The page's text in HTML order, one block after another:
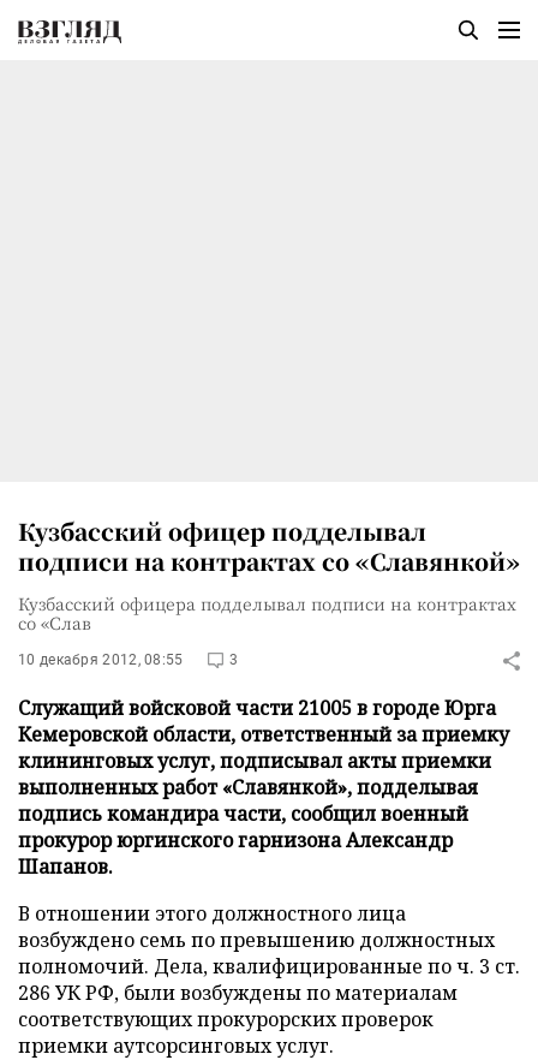
Кузбасский офицер подделывал
подписи на контрактах со «Славянкой»
Кузбасский офицера подделывал подписи на контрактах
со «Слав
10 декабря 2012, 08:55 3
Служащий войсковой части 21005 в городе Юрга
Кемеровской области, ответственный за приемку
клининговых услуг, подписывал акты приемки
выполненных работ «Славянкой», подделывая
подпись командира части, сообщил военный
прокурор юргинского гарнизона Александр
Шапанов.
В отношении этого должностного лица
возбуждено семь по превышению должностных
полномочий. Дела, квалифицированные по ч. 3 ст.
286 УК РФ, были возбуждены по материалам
соответствующих прокурорских проверок
приемки аутсорсинговых услуг.